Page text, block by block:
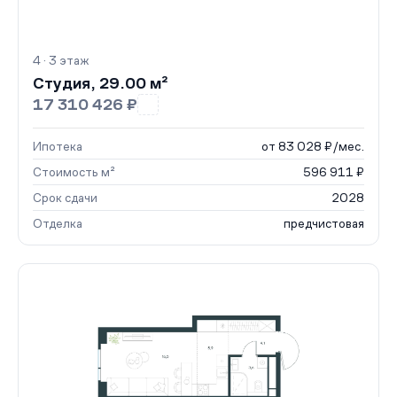
4 · 3 этаж
Студия, 29.00 м²
17 310 426 ₽
Ипотека
от 83 028 ₽/мес.
Стоимость м²
596 911 ₽
Срок сдачи
2028
Отделка
предчистовая